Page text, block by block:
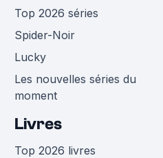
Top 2026 séries
Spider-Noir
Lucky
Les nouvelles séries du
moment
Livres
Top 2026 livres